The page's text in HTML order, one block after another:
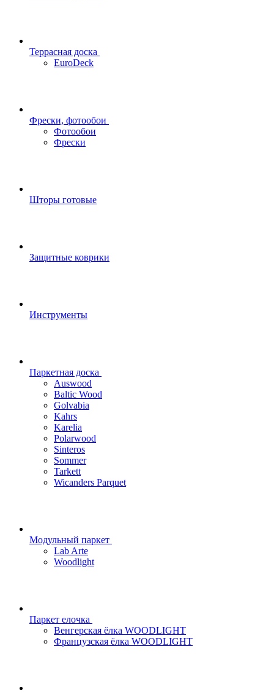
Террасная доска
EuroDeck
Фрески, фотообои
Фотообои
Фрески
Шторы готовые
Защитные коврики
Инструменты
Паркетная доска
Auswood
Baltic Wood
Golvabia
Kahrs
Karelia
Polarwood
Sinteros
Sommer
Tarkett
Wicanders Parquet
Модульный паркет
Lab Arte
Woodlight
Паркет елочка
Венгерская ёлка WOODLIGHT
Французская ёлка WOODLIGHT